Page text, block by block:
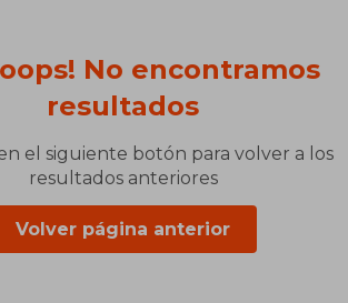
No encontramos
resultados
el siguiente botón para volver a los
resultados anteriores
Volver página anterior